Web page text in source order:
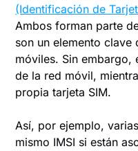
(Identificación de
Ambos forman parte
son un elemento clave
móviles. Sin embargo,
de la red móvil,
propia tarjeta SIM.
Así, por ejemplo,
mismo IMSI si están